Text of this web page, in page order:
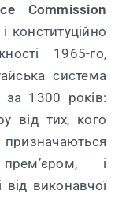
Commission
конституційно
1965-го,
система
1300 років:
від тих, кого
і
від виконавчої